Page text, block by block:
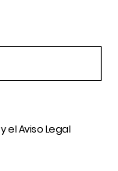
y elAviso Legal